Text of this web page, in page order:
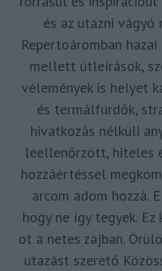
és az utazni vágyó
Repertoáromban
mellett útleírások,
vélemények is helyet
és termálfürdők,
hivatkozás nélküli
leellenőrzött, hiteles
hozzáértéssel
arcom adom hozzá.
hogy ne így tegyek.
ot a netes zajban.
utazást szerető